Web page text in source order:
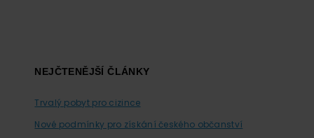
FooterNEJČTENĚJŠÍ ČLÁNKY
Trvalý pobyt pro cizince
Nové podmínky pro získání českého občanství